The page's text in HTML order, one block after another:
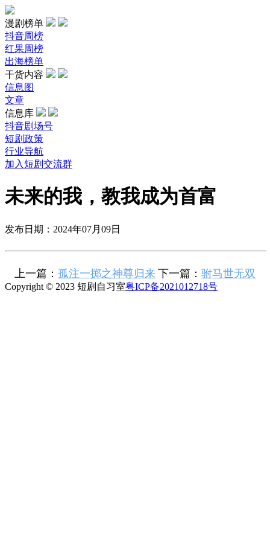
漫剧榜单
抖音周榜
红果周榜
出海榜单
干货内容
信息图
文章
信息库
抖音剧场号
短剧政策
行业导航
加入短剧交流群
未来的我，教我成为首富
发布日期：2024年07月09日
上一篇： 孤注一掷之神尊归来 下一篇： 驸马世无双
Copyright © 2023 短剧自习室粤ICP备2021012718号